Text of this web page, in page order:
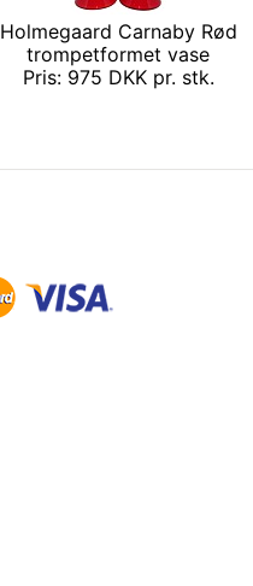
Holmegaard Carnaby Rød
trompetformet vase
Pris: 975 DKK pr. stk.